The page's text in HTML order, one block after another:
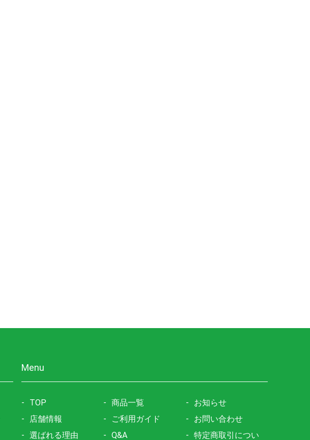
Menu
TOP
店舗情報
選ばれる理由
商品一覧
ご利用ガイド
Q&A
お知らせ
お問い合わせ
特定商取引につい